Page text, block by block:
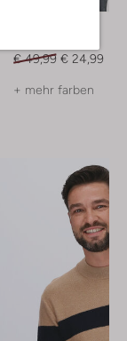
€ 49,99 € 24,99
+ mehr farben